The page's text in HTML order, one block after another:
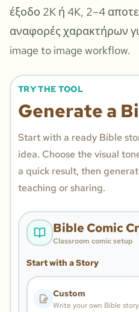
έξοδο 2K ή 4K, 2–4
αναφορές χαρακτήρων
image to image workflow.
TRY THE TOOL
Generate a
Start with a ready Bible
idea. Choose the visual
a quick result, then
teaching or sharing.
Bible Comic
Classroom comic setup
Start with a Story
Custom
Write your own Bible